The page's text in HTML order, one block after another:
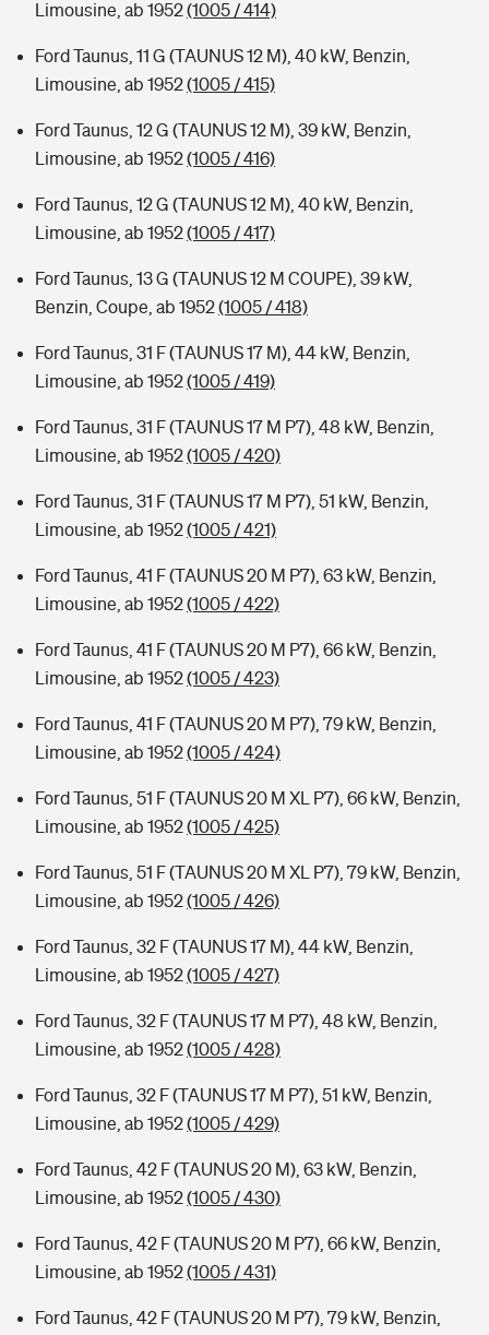
Limousine, ab 1952(1005 / 414)
Ford Taunus, 11 G (TAUNUS 12 M), 40 kW, Benzin,
Limousine, ab 1952(1005 / 415)
Ford Taunus, 12 G (TAUNUS 12 M), 39 kW, Benzin,
Limousine, ab 1952(1005 / 416)
Ford Taunus, 12 G (TAUNUS 12 M), 40 kW, Benzin,
Limousine, ab 1952(1005 / 417)
Ford Taunus, 13 G (TAUNUS 12 M COUPE), 39 kW,
Benzin, Coupe, ab 1952(1005 / 418)
Ford Taunus, 31 F (TAUNUS 17 M), 44 kW, Benzin,
Limousine, ab 1952(1005 / 419)
Ford Taunus, 31 F (TAUNUS 17 M P7), 48 kW, Benzin,
Limousine, ab 1952(1005 / 420)
Ford Taunus, 31 F (TAUNUS 17 M P7), 51 kW, Benzin,
Limousine, ab 1952(1005 / 421)
Ford Taunus, 41 F (TAUNUS 20 M P7), 63 kW, Benzin,
Limousine, ab 1952(1005 / 422)
Ford Taunus, 41 F (TAUNUS 20 M P7), 66 kW, Benzin,
Limousine, ab 1952(1005 / 423)
Ford Taunus, 41 F (TAUNUS 20 M P7), 79 kW, Benzin,
Limousine, ab 1952(1005 / 424)
Ford Taunus, 51 F (TAUNUS 20 M XL P7), 66 kW, Benzin,
Limousine, ab 1952(1005 / 425)
Ford Taunus, 51 F (TAUNUS 20 M XL P7), 79 kW, Benzin,
Limousine, ab 1952(1005 / 426)
Ford Taunus, 32 F (TAUNUS 17 M), 44 kW, Benzin,
Limousine, ab 1952(1005 / 427)
Ford Taunus, 32 F (TAUNUS 17 M P7), 48 kW, Benzin,
Limousine, ab 1952(1005 / 428)
Ford Taunus, 32 F (TAUNUS 17 M P7), 51 kW, Benzin,
Limousine, ab 1952(1005 / 429)
Ford Taunus, 42 F (TAUNUS 20 M), 63 kW, Benzin,
Limousine, ab 1952(1005 / 430)
Ford Taunus, 42 F (TAUNUS 20 M P7), 66 kW, Benzin,
Limousine, ab 1952(1005 / 431)
Ford Taunus, 42 F (TAUNUS 20 M P7), 79 kW, Benzin,